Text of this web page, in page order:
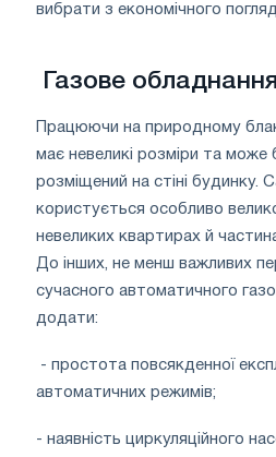
вибрати з економічного
Газове обладнання
Працюючи на природному
має невеликі розміри та може
розміщений на стіні будинку.
користується особливо
невеликих квартирах й
До інших, не менш важливих
сучасного автоматичного
додати:
- простота повсякденної
автоматичних режимів;
- наявність циркуляційного